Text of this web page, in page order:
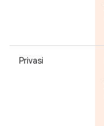
Privasi